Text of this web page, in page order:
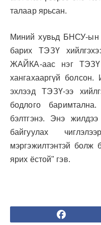
талаар ярьсан.
Миний хувьд БНСУ-ын
барих ТЭЗҮ
ЖАЙКА-аас нэг
хангахааргүй
эхлээд ТЭЗҮ-ээ
бодлого
бэлтгэнэ. Энэ
байгуулах
мэргэжилтэнтэй болж
ярих ёстой" гэв.